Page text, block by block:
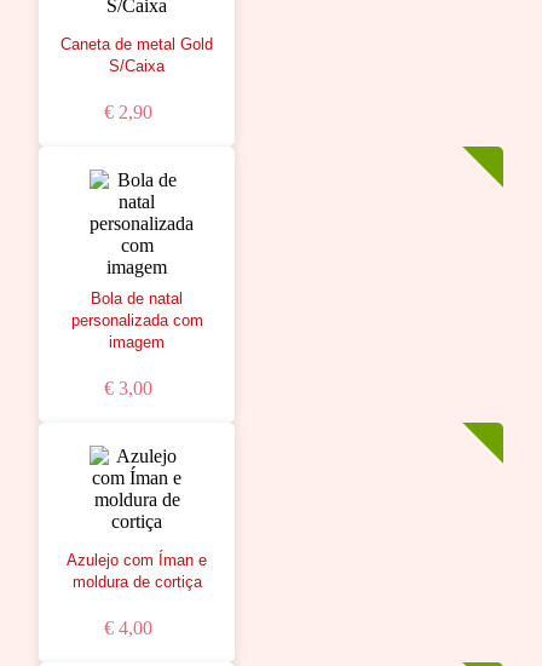
Caneta de metal Gold
S/Caixa
€ 2,90
Bola de natal
personalizada com
imagem
€ 3,00
Azulejo com Íman e
moldura de cortiça
€ 4,00